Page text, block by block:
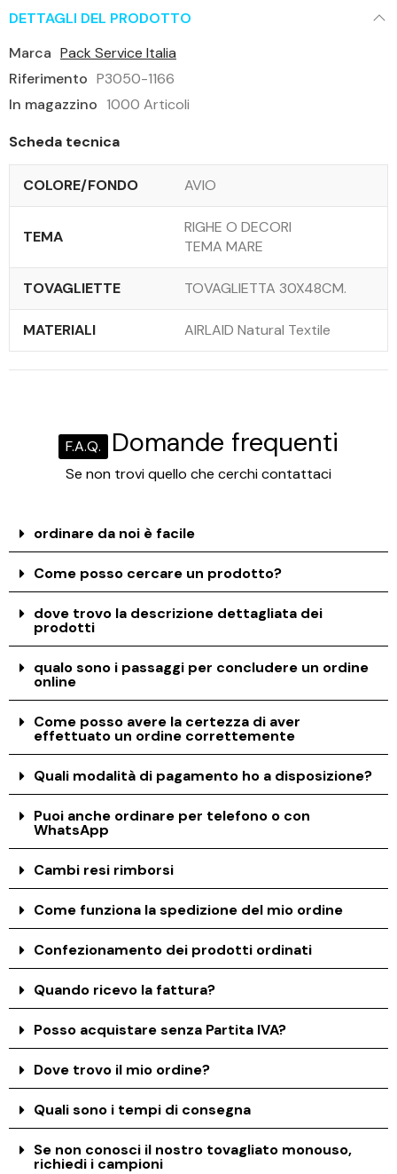
DETTAGLI DEL PRODOTTO
Marca Pack Service Italia
Riferimento P3050-1166
In magazzino 1000 Articoli
Scheda tecnica
COLORE/FONDO AVIO
TEMA
RIGHE O DECORI
TEMA MARE
TOVAGLIETTE TOVAGLIETTA 30X48CM.
MATERIALI AIRLAID Natural Textile
F.A.Q. Domande frequenti
Se non trovi quello che cerchi contattaci
ordinare da noi è facile
Come posso cercare un prodotto?
dove trovo la descrizione dettagliata dei
prodotti
qualo sono i passaggi per concludere un ordine
online
Come posso avere la certezza di aver
effettuato un ordine correttemente
Quali modalità di pagamento ho a disposizione?
Puoi anche ordinare per telefono o con
WhatsApp
Cambi resi rimborsi
Come funziona la spedizione del mio ordine
Confezionamento dei prodotti ordinati
Quando ricevo la fattura?
Posso acquistare senza Partita IVA?
Dove trovo il mio ordine?
Quali sono i tempi di consegna
Se non conosci il nostro tovagliato monouso,
richiedi i campioni